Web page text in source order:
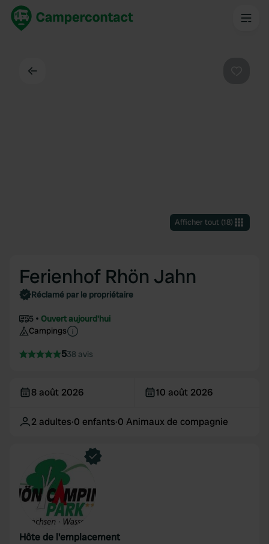
Afficher tout(18)
Ferienhof Rhön Jahn
Réclamé par le propriétaire
5
Ouvert aujourd'hui
Campings
538 avis
8 août 2026 10 août 2026
2 adultes·0 enfants·0 Animaux de compagnie
Hôte de l'emplacement